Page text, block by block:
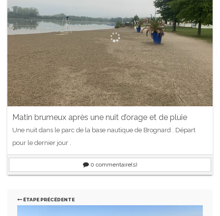
Matin brumeux après une nuit d’orage et de pluie
Une nuit dans le parc de la base nautique de Brognard . Départ
pour le dernier jour .
0 commentaire(s)
ÉTAPE PRÉCÉDENTE